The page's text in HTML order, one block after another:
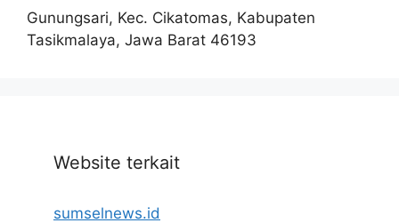
Gunungsari, Kec. Cikatomas, Kabupaten
Tasikmalaya, Jawa Barat 46193
Website terkait
sumselnews.id